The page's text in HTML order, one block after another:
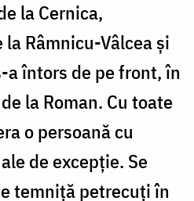
la Cernica,
Râmnicu-Vâlcea şi
întors de pe front, în
la Roman. Cu toate
o persoană cu
de excepţie. Se
temniţă petrecuţi în